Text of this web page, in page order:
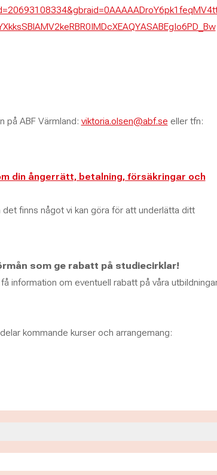
på ABF Värmland: viktoria.olsen@abf.se eller tfn:
din ångerrätt, betalning, försäkringar och
finns något vi kan göra för att underlätta ditt
som ge rabatt på studiecirklar!
information om eventuell rabatt på våra
kommande kurser och arrangemang: